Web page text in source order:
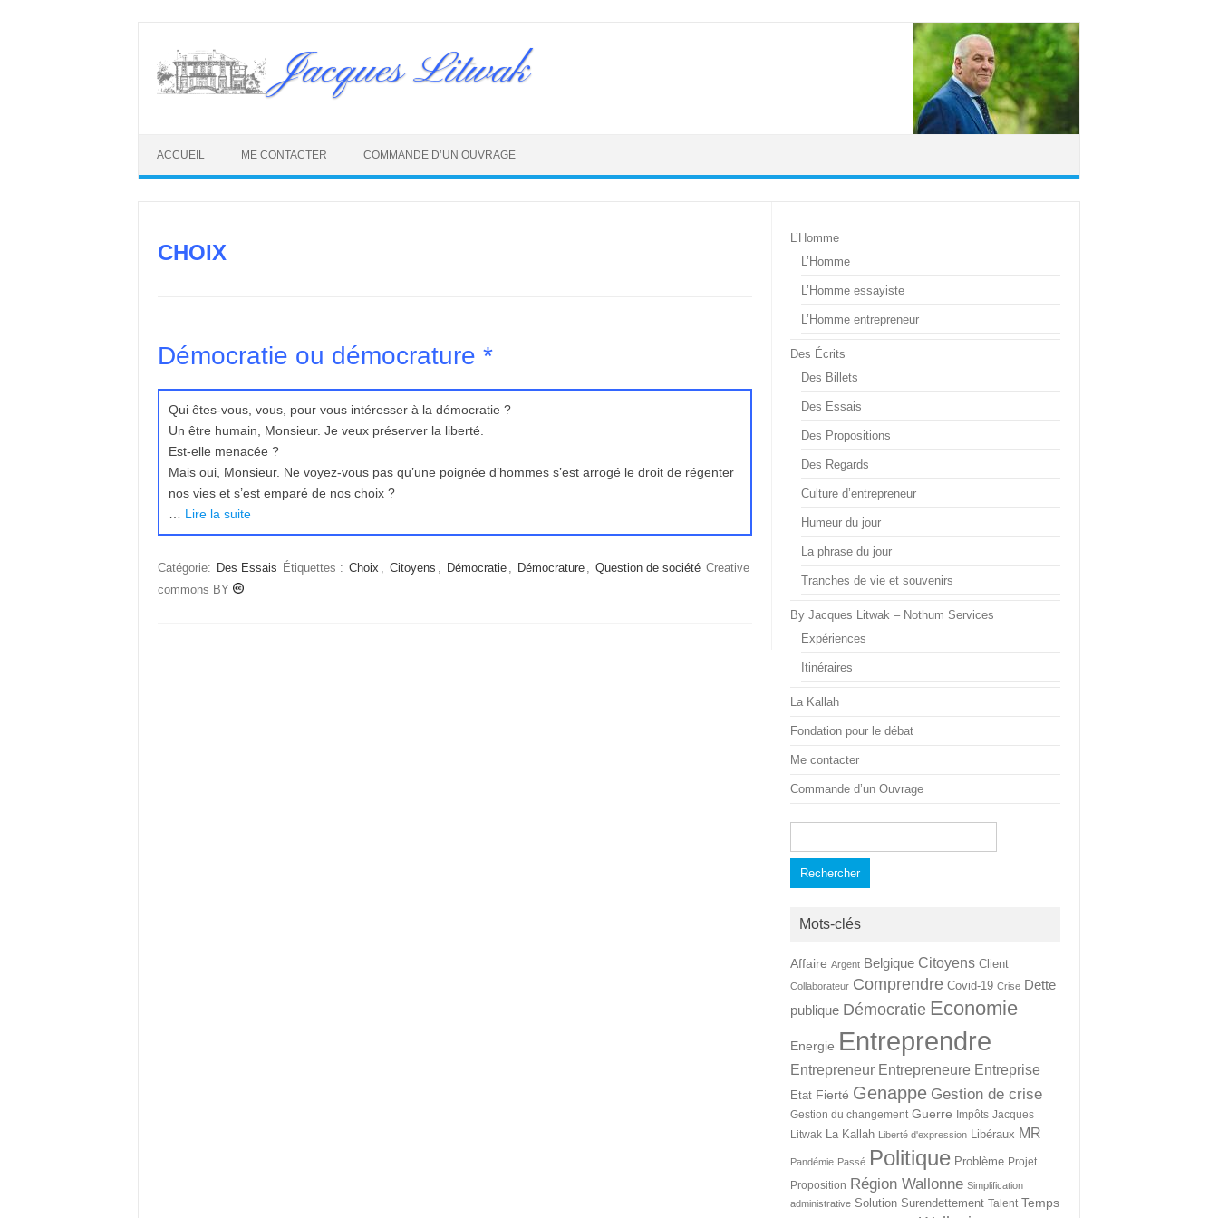
content
Jacques Litwak
ACCUEIL ME CONTACTER COMMANDE D’UN OUVRAGE
CHOIX
Démocratie ou démocrature *
Qui êtes-vous, vous, pour vous intéresser à la démocratie ?
Un être humain, Monsieur. Je veux préserver la liberté.
Est-elle menacée ?
Mais oui, Monsieur. Ne voyez-vous pas qu’une poignée d’hommes s’est arrogé le droit de régenter
nos vies et s’est emparé de nos choix ?
Lire la suite
Catégorie: Des Essais Étiquettes : Choix , Citoyens , Démocratie , Démocrature , Question de société Creative
commons BY
L’Homme
L’Homme
L’Homme essayiste
L’Homme entrepreneur
Des Écrits
Des Billets
Des Essais
Des Propositions
Des Regards
Culture d’entrepreneur
Humeur du jour
La phrase du jour
Tranches de vie et souvenirs
By Jacques Litwak – Nothum Services
Expériences
Itinéraires
La Kallah
Fondation pour le débat
Me contacter
Commande d’un Ouvrage
Mots-clés
Affaire Argent Belgique Citoyens Client
Collaborateur Comprendre Covid-19 Crise Dette
publique Démocratie Economie
Energie Entreprendre
Entrepreneur Entrepreneure Entreprise
Etat Fierté Genappe Gestion de crise
Gestion du changement Guerre Impôts Jacques
Litwak La Kallah Liberté d'expression Libéraux MR
Pandémie Passé Politique Problème Projet
Proposition Région Wallonne Simplification
administrative Solution Surendettement Talent Temps